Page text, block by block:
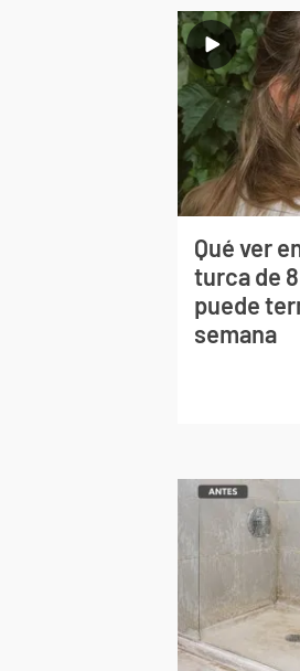
Qué ver
turca de
puede
semana